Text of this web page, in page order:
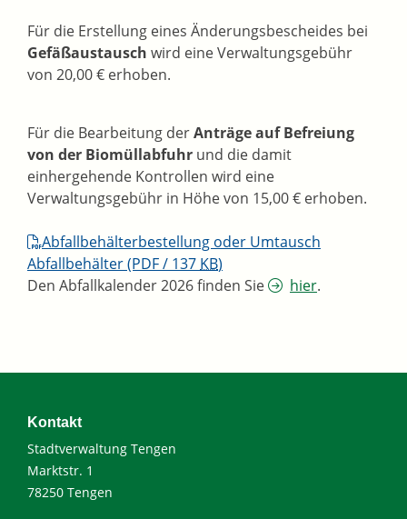
Für die Erstellung eines Änderungsbescheides bei
Gefäßaustausch wird eine Verwaltungsgebühr
von 20,00 € erhoben.
Für die Bearbeitung derAnträge auf Befreiung
von der Biomüllabfuhr und die damit
einhergehende Kontrollen wird eine
Verwaltungsgebühr in Höhe von 15,00 € erhoben.
Abfallbehälterbestellung oder Umtausch
Abfallbehälter(PDF / 137 KB)
Den Abfallkalender 2026 finden Sie
hier.
Kontakt
Stadtverwaltung Tengen
Marktstr. 1
78250 Tengen